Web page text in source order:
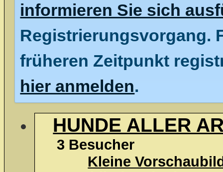
informieren Sie sich
Registrierungsvorgang.
früheren Zeitpunkt
hier anmelden.
HUNDE ALLER
3 Besucher
Kleine